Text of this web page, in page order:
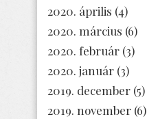
2020. április (4)
2020. március (6)
2020. február (3)
2020. január (3)
2019. december (5)
2019. november (6)